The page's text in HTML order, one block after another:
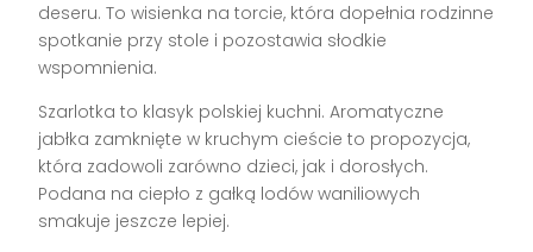
deseru. To wisienka na torcie, która dopełnia rodzinne
spotkanie przy stole i pozostawia słodkie
wspomnienia.
Szarlotka to klasyk polskiej kuchni. Aromatyczne
jabłka zamknięte w kruchym cieście to propozycja,
która zadowoli zarówno dzieci, jak i dorosłych.
Podana na ciepło z gałką lodów waniliowych
smakuje jeszcze lepiej.